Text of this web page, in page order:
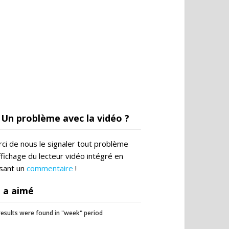
Un problème avec la vidéo ?
de nous le signaler tout problème
du lecteur vidéo intégré en
un commentaire !
a aimé
were found in "week" period